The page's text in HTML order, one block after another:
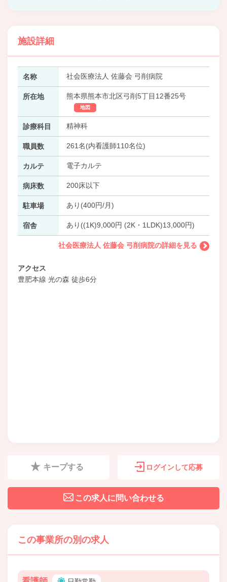
施設詳細
名称 社会医療法人 佐藤会 弓削病院
所在地 熊本県熊本市北区弓削5丁目12番25号
地図
診療科目 精神科
職員数 261名(内看護師110名位)
カルテ 電子カルテ
病床数 200床以下
駐車場 あり(400円/月)
宿舎 あり((1K)9,000円 (2K・1LDK)13,000円)
社会医療法人 佐藤会 弓削病院の詳細を見る
アクセス
豊肥本線 光の森 徒歩6分
キープする ログインして応募
この求人に問い合わせる
この事業所の別の求人